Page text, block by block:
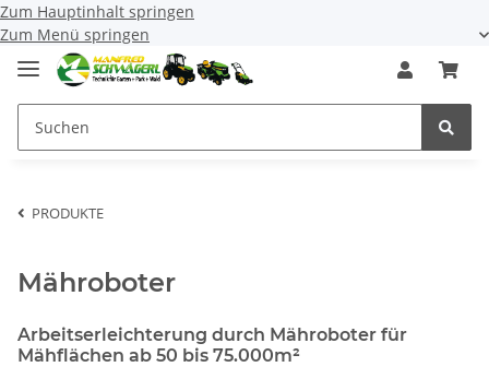
Zum Hauptinhalt springen
Zum Menü springen
PRODUKTE
Mähroboter
Arbeitserleichterung durch Mähroboter für
Mähflächen ab 50 bis 75.000m²